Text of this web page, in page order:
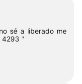
sé a liberado me
4293 "